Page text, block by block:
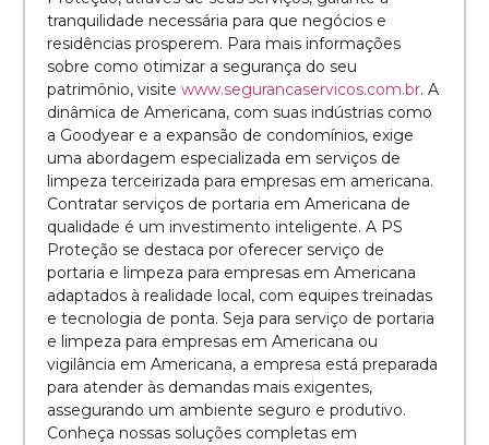
tranquilidade necessária para que negócios e
residências prosperem. Para mais informações
sobre como otimizar a segurança do seu
patrimônio, visite www.segurancaservicos.com.br. A
dinâmica de Americana, com suas indústrias como
a Goodyear e a expansão de condomínios, exige
uma abordagem especializada em serviços de
limpeza terceirizada para empresas em americana.
Contratar serviços de portaria em Americana de
qualidade é um investimento inteligente. A PS
Proteção se destaca por oferecer serviço de
portaria e limpeza para empresas em Americana
adaptados à realidade local, com equipes treinadas
e tecnologia de ponta. Seja para serviço de portaria
e limpeza para empresas em Americana ou
vigilância em Americana, a empresa está preparada
para atender às demandas mais exigentes,
assegurando um ambiente seguro e produtivo.
Conheça nossas soluções completas em